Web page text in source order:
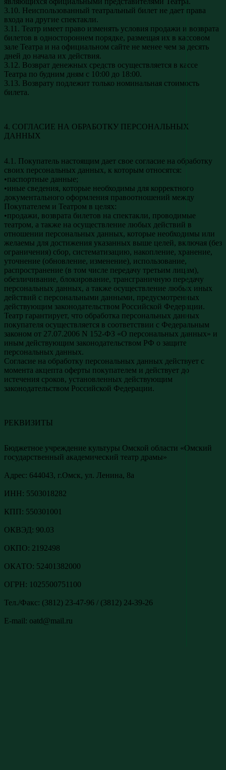
3.10. Неиспользованный театральный билет не дает права
входа на другие спектакли.
3.11. Театр имеет право изменять условия продажи и возврата
билетов в одностороннем порядке, размещая их в кассовом
зале Театра и на официальном сайте не менее чем за десять
дней до начала их действия.
3.12. Возврат денежных средств осуществляется в кассе
Театра по будним дням с 10:00 до 18:00.
3.13. Возврату подлежит только номинальная стоимость
билета.
4. СОГЛАСИЕ НА ОБРАБОТКУ ПЕРСОНАЛЬНЫХ
ДАННЫХ
4.1. Покупатель настоящим дает свое согласие на обработку
своих персональных данных, к которым относятся:
•паспортные данные;
•иные сведения, которые необходимы для корректного
документального оформления правоотношений между
Покупателем и Театром в целях:
•продажи, возврата билетов на спектакли, проводимые
театром, а также на осуществление любых действий в
отношении персональных данных, которые необходимы или
желаемы для достижения указанных выше целей, включая (без
ограничения) сбор, систематизацию, накопление, хранение,
уточнение (обновление, изменение), использование,
распространение (в том числе передачу третьим лицам),
обезличивание, блокирование, трансграничную передачу
персональных данных, а также осуществление любых иных
действий с персональными данными, предусмотренных
действующим законодательством Российской Федерации.
Театр гарантирует, что обработка персональных данных
покупателя осуществляется в соответствии с Федеральным
законом от 27.07.2006 N 152-ФЗ «О персональных данных» и
иным действующим законодательством РФ о защите
персональных данных.
Согласие на обработку персональных данных действует с
момента акцепта оферты покупателем и действует до
истечения сроков, установленных действующим
законодательством Российской Федерации.
РЕКВИЗИТЫ
Бюджетное учреждение культуры Омской области «Омский
государственный академический театр драмы»
Адреc: 644043, г.Омск, ул. Ленина, 8а
ИНН: 5503018282
КПП: 550301001
ОКВЭД: 90.03
ОКПО: 2192498
ОКАТО: 52401382000
ОГРН: 1025500751100
Тел./Факс: (3812) 23-47-96 / (3812) 24-39-26
E-mail: oatd@mail.ru